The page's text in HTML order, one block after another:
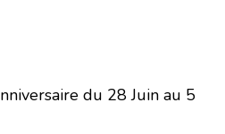
du 28 Juin au 5